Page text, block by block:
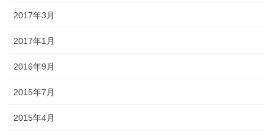
2017年3月
2017年1月
2016年9月
2015年7月
2015年4月